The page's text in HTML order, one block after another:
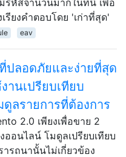
รียงคำตอบโดย 'เก่าที่สุด'
eav
ปลอดภัยและง่ายที่สุด
านเปรียบเทียบ
ลรายการที่ต้องการ
2.0 เพียงเพื่อขาย 2
อนไลน์ โมดูลเปรียบเทียบ
รถนานั้นไม่เกี่ยวข้อง